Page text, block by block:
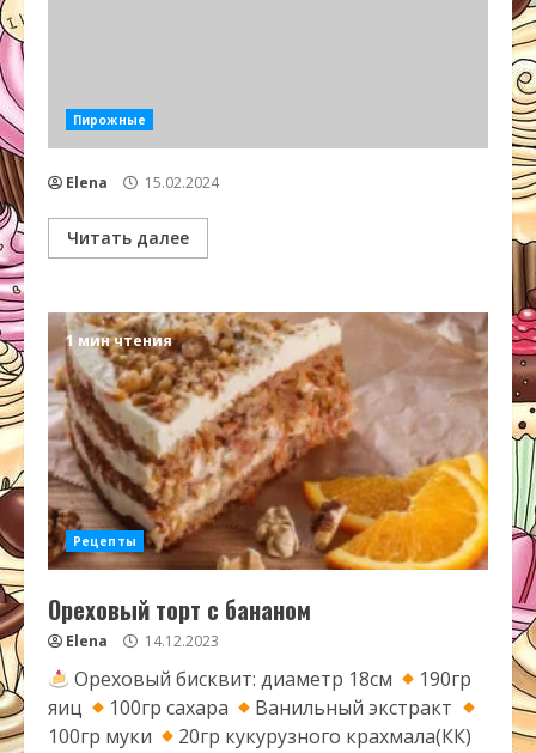
Пирожные
Elena 15.02.2024
Читать далее
1 мин чтения
Рецепты
Ореховый торт с бананом
Elena 14.12.2023
Ореховый бисквит: диаметр 18см
190гр
яиц
100гр сахара
Ванильный экстракт
100гр муки
20гр кукурузного крахмала(КК)